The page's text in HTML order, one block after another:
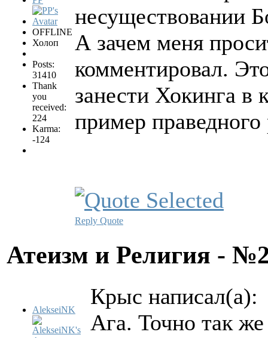
OFFLINE
Холоп
Posts:
31410
Thank
you
received:
224
Karma:
-124
несуществовании
А зачем меня
комментировал.
занести Хокинга
пример праведного
Reply Quote
Атеизм и Религия -
AlekseiNK
Крыс написал(а):
Ага. Точно так